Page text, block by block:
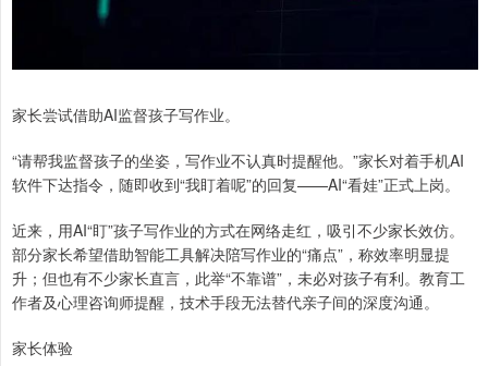
家长尝试借助AI监督孩子写作业。
“请帮我监督孩子的坐姿，写作业不认真时提醒他。”家长对着手机AI
软件下达指令，随即收到“我盯着呢”的回复——AI“看娃”正式上岗。
近来，用AI“盯”孩子写作业的方式在网络走红，吸引不少家长效仿。
部分家长希望借助智能工具解决陪写作业的“痛点”，称效率明显提
升；但也有不少家长直言，此举“不靠谱”，未必对孩子有利。教育工
作者及心理咨询师提醒，技术手段无法替代亲子间的深度沟通。
家长体验